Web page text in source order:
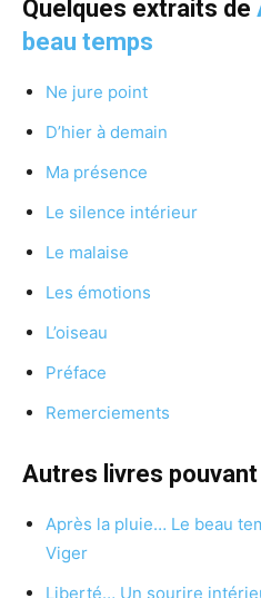
Quelques extraits de
beau temps
Ne jure point
D’hier à demain
Ma présence
Le silence intérieur
Le malaise
Les émotions
L’oiseau
Préface
Remerciements
Autres livres
Après la pluie… Le beau
Viger
Liberté… Un sourire